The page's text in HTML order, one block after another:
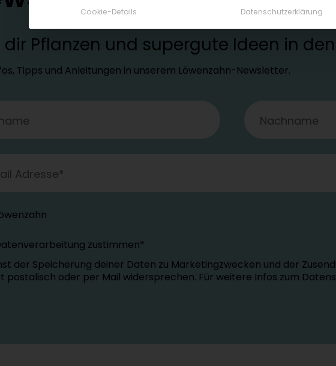
dir Pflanzen und supergute Ideen in
Tipps und Anleitungen in unserem Löwenzahn-Newsletter.
zustimmen*
der Speicherung deiner Daten zu Marketingzwecken und der
postalisch oder per Mail widersprechen. Für weitere Infos zum
Cookie-Details Datenschutzerklärung